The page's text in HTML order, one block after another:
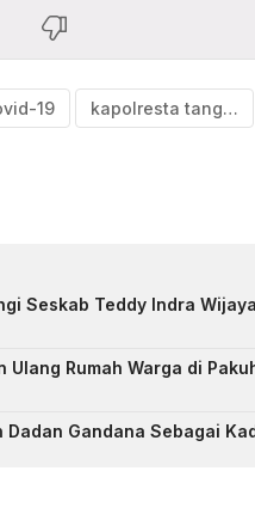
19 kapolresta tangerang
Seskab Teddy Indra
Ulang Rumah Warga di
Dadan Gandana Sebagai